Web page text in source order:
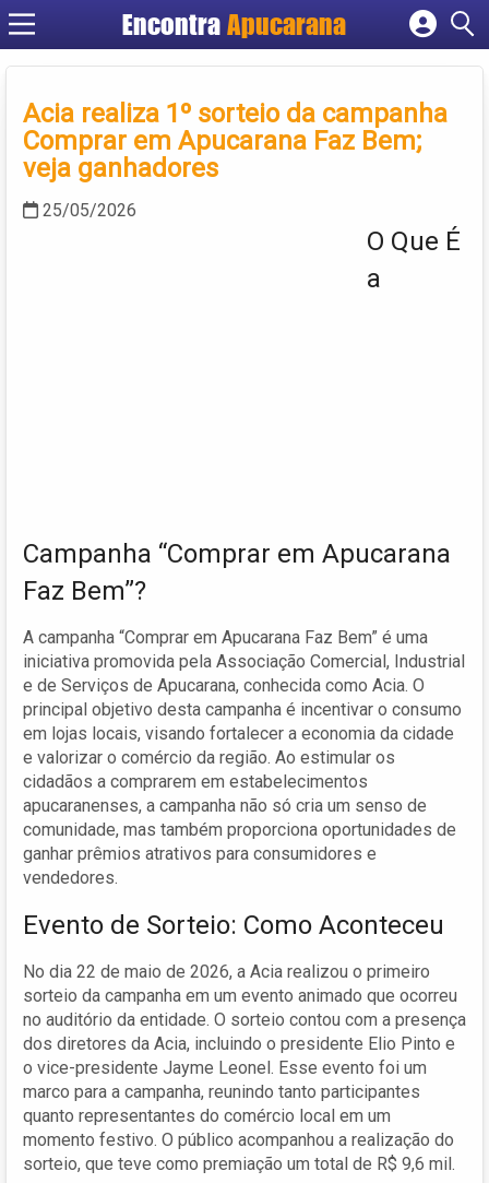
Encontra Apucarana
Cadastrar empresa
Criar conta
Acia realiza 1º sorteio da campanha
Comprar em Apucarana Faz Bem;
veja ganhadores
25/05/2026
O Que É
a
Campanha “Comprar em Apucarana
Faz Bem”?
A campanha “Comprar em Apucarana Faz Bem” é uma
iniciativa promovida pela Associação Comercial, Industrial
e de Serviços de Apucarana, conhecida como Acia. O
principal objetivo desta campanha é incentivar o consumo
em lojas locais, visando fortalecer a economia da cidade
e valorizar o comércio da região. Ao estimular os
cidadãos a comprarem em estabelecimentos
apucaranenses, a campanha não só cria um senso de
comunidade, mas também proporciona oportunidades de
ganhar prêmios atrativos para consumidores e
vendedores.
Evento de Sorteio: Como Aconteceu
No dia 22 de maio de 2026, a Acia realizou o primeiro
sorteio da campanha em um evento animado que ocorreu
no auditório da entidade. O sorteio contou com a presença
dos diretores da Acia, incluindo o presidente Elio Pinto e
o vice-presidente Jayme Leonel. Esse evento foi um
marco para a campanha, reunindo tanto participantes
quanto representantes do comércio local em um
momento festivo. O público acompanhou a realização do
sorteio, que teve como premiação um total de R$ 9,6 mil.